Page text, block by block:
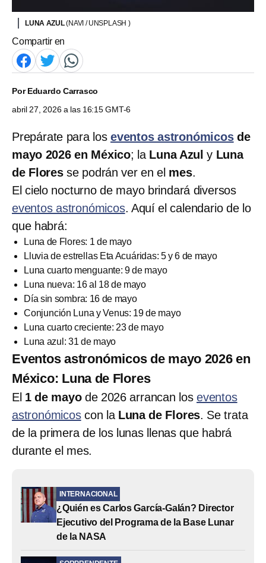
LUNA AZUL(NAVI / UNSPLASH )
Compartir en
PorEduardo Carrasco
abril 27, 2026 a las 16:15 GMT-6
Prepárate para los eventos astronómicosde
mayo 2026 en México; la Luna Azul y Luna
de Floresse podrán ver en el mes.
El cielo nocturno de mayo brindará diversos
eventos astronómicos. Aquí el calendario de lo
que habrá:
Luna de Flores: 1 de mayo
Lluvia de estrellas Eta Acuáridas: 5 y 6 de mayo
Luna cuarto menguante: 9 de mayo
Luna nueva: 16 al 18 de mayo
Día sin sombra: 16 de mayo
Conjunción Luna y Venus: 19 de mayo
Luna cuarto creciente: 23 de mayo
Luna azul: 31 de mayo
Eventos astronómicos de mayo 2026 en
México: Luna de Flores
El 1 de mayode 2026 arrancan loseventos
astronómicoscon la Luna de Flores. Se trata
de la primera de los lunas llenas que habrá
durante el mes.
INTERNACIONAL
¿Quién es Carlos García-Galán? Director
Ejecutivo del Programa de la Base Lunar
de la NASA